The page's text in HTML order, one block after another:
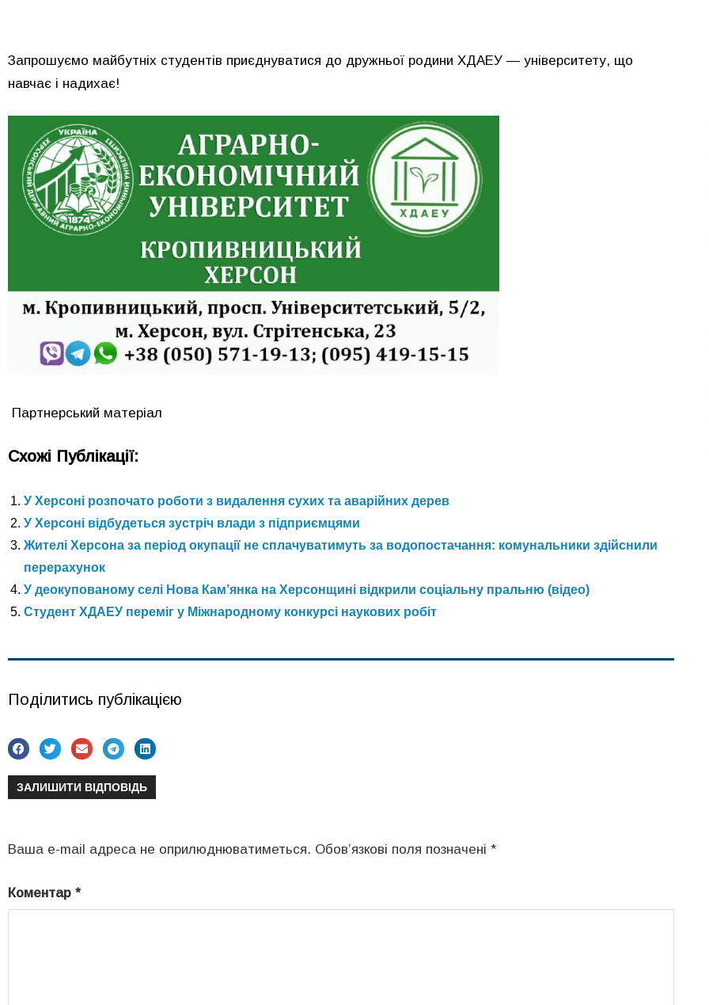
Запрошуємо майбутніх студентів приєднуватися до дружньої родини ХДАЕУ — університету, що
навчає і надихає!
Партнерський матеріал
Схожі Публікації:
У Херсоні розпочато роботи з видалення сухих та аварійних дерев
У Херсоні відбудеться зустріч влади з підприємцями
Жителі Херсона за період окупації не сплачуватимуть за водопостачання: комунальники здійснили
перерахунок
У деокупованому селі Нова Кам’янка на Херсонщині відкрили соціальну пральню (відео)
Студент ХДАЕУ переміг у Міжнародному конкурсі наукових робіт
Поділитись публікацією
ЗАЛИШИТИ ВІДПОВІДЬ
Ваша e-mail адреса не оприлюднюватиметься. Обов’язкові поля позначені *
Коментар *